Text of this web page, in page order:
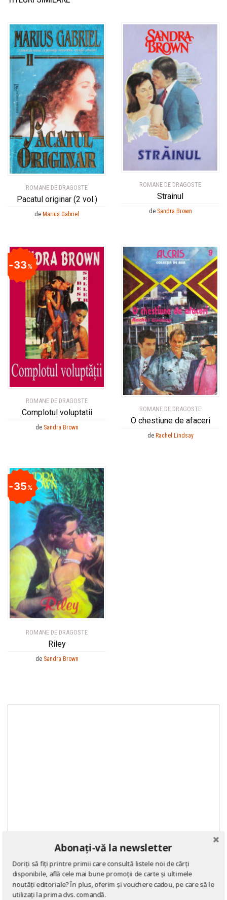
ROMANE DE DRAGOSTE
Pacatul originar (2 vol.)
de Marius Gabriel
ROMANE DE DRAGOSTE
Strainul
de Sandra Brown
ROMANE DE DRAGOSTE
Complotul voluptatii
33%
de Sandra Brown
ROMANE DE DRAGOSTE
O chestiune de afaceri
de Rachel Lindsay
ROMANE DE DRAGOSTE
Riley
35%
de Sandra Brown
Abonați-vă la newsletter
Doriți să fiți printre primii care consultă listele noi de cărți
disponibile, află cele mai bune promoții de carte și ultimele
noutăți editoriale? În plus, oferim și vouchere cadou, pe care să le
utilizați la prima dvs. comandă.